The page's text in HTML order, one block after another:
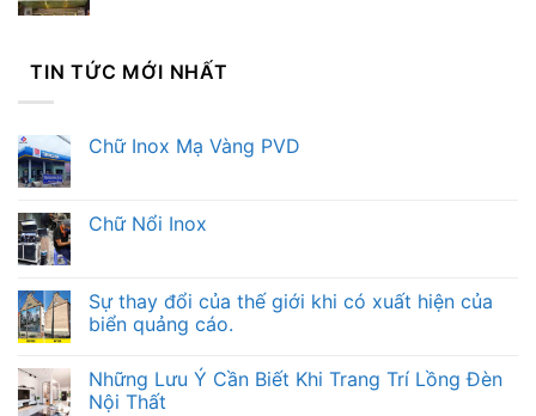
TIN TỨC MỚI NHẤT
Chữ Inox Mạ Vàng PVD
Chữ Nổi Inox
Sự thay đổi của thế giới khi có xuất hiện của
biển quảng cáo.
Những Lưu Ý Cần Biết Khi Trang Trí Lồng Đèn
Nội Thất